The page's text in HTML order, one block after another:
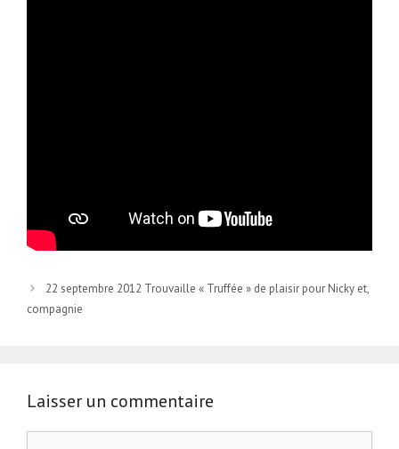
22 septembre 2012 Trouvaille « Truffée » de plaisir pour Nicky et,
compagnie
Laisser un commentaire